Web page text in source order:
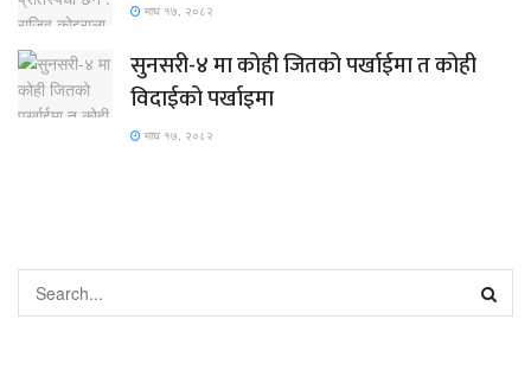
माघ १७, २०८२
सुनसरी-४ मा कोही जितको पर्खाईमा त कोही
विदाईको पर्खाइमा
माघ १७, २०८२